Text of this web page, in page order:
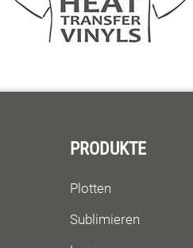
PRODUKTE
Plotten
Sublimieren